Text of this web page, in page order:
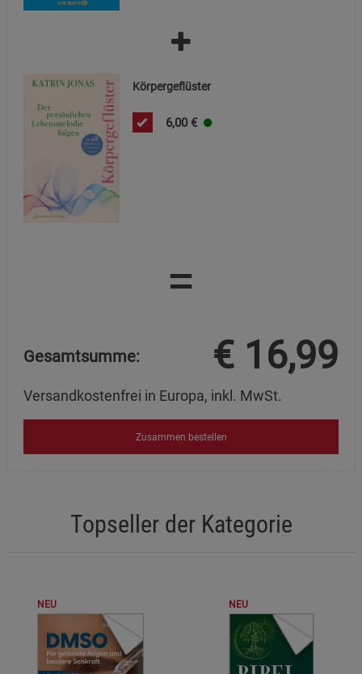
Körpergeflüster
6,00 €
=
Gesamtsumme: € 16,99
Versandkostenfrei in Europa, inkl. MwSt.
Zusammen bestellen
Topseller der Kategorie
NEU NEU
Marketing Cookies (3)
Cookie-Informationen